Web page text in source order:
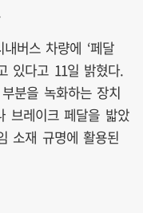
버스 차량에 ‘페달
있다고 11일 밝혔다.
분을 녹화하는 장치
브레이크 페달을 밟았
소재 규명에 활용된